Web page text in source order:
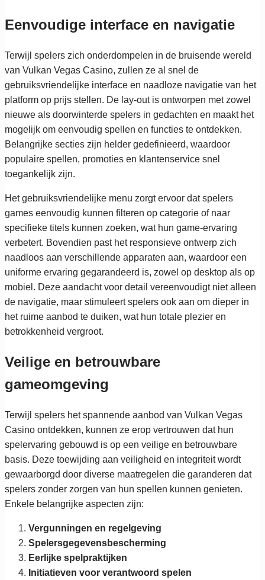
Eenvoudige interface en navigatie
Terwijl spelers zich onderdompelen in de bruisende wereld
van Vulkan Vegas Casino, zullen ze al snel de
gebruiksvriendelijke interface en naadloze navigatie van het
platform op prijs stellen. De lay-out is ontworpen met zowel
nieuwe als doorwinterde spelers in gedachten en maakt het
mogelijk om eenvoudig spellen en functies te ontdekken.
Belangrijke secties zijn helder gedefinieerd, waardoor
populaire spellen, promoties en klantenservice snel
toegankelijk zijn.
Het gebruiksvriendelijke menu zorgt ervoor dat spelers
games eenvoudig kunnen filteren op categorie of naar
specifieke titels kunnen zoeken, wat hun game-ervaring
verbetert. Bovendien past het responsieve ontwerp zich
naadloos aan verschillende apparaten aan, waardoor een
uniforme ervaring gegarandeerd is, zowel op desktop als op
mobiel. Deze aandacht voor detail vereenvoudigt niet alleen
de navigatie, maar stimuleert spelers ook aan om dieper in
het ruime aanbod te duiken, wat hun totale plezier en
betrokkenheid vergroot.
Veilige en betrouwbare
gameomgeving
Terwijl spelers het spannende aanbod van Vulkan Vegas
Casino ontdekken, kunnen ze erop vertrouwen dat hun
spelervaring gebouwd is op een veilige en betrouwbare
basis. Deze toewijding aan veiligheid en integriteit wordt
gewaarborgd door diverse maatregelen die garanderen dat
spelers zonder zorgen van hun spellen kunnen genieten.
Enkele belangrijke aspecten zijn:
Vergunningen en regelgeving
Spelersgegevensbescherming
Eerlijke spelpraktijken
Initiatieven voor verantwoord spelen